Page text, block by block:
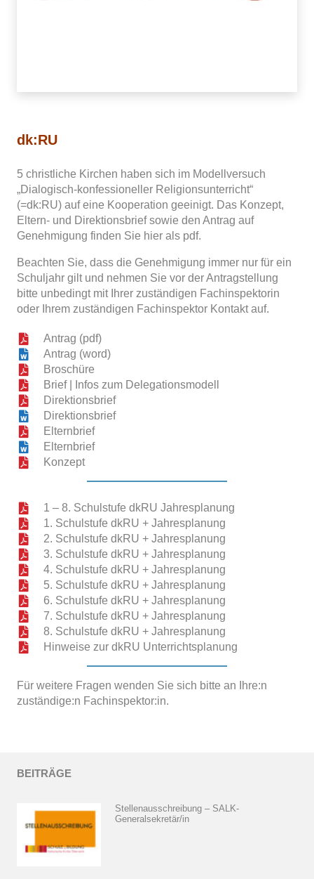
dk:RU
5 christliche Kirchen haben sich im Modellversuch
„Dialogisch-konfessioneller Religionsunterricht“
(=dk:RU) auf eine Kooperation geeinigt. Das Konzept,
Eltern- und Direktionsbrief sowie den Antrag auf
Genehmigung finden Sie hier als pdf.
Beachten Sie, dass die Genehmigung immer nur für ein
Schuljahr gilt und nehmen Sie vor der Antragstellung
bitte unbedingt mit Ihrer zuständigen Fachinspektorin
oder Ihrem zuständigen Fachinspektor Kontakt auf.
Antrag (pdf)
Antrag (word)
Broschüre
Brief | Infos zum Delegationsmodell
Direktionsbrief
Direktionsbrief
Elternbrief
Elternbrief
Konzept
1 – 8. Schulstufe dkRU Jahresplanung
1. Schulstufe dkRU + Jahresplanung
2. Schulstufe dkRU + Jahresplanung
3. Schulstufe dkRU + Jahresplanung
4. Schulstufe dkRU + Jahresplanung
5. Schulstufe dkRU + Jahresplanung
6. Schulstufe dkRU + Jahresplanung
7. Schulstufe dkRU + Jahresplanung
8. Schulstufe dkRU + Jahresplanung
Hinweise zur dkRU Unterrichtsplanung
Für weitere Fragen wenden Sie sich bitte an Ihre:n
zuständige:n Fachinspektor:in.
BEITRÄGE
Stellenausschreibung – SALK-
Generalsekretär/in